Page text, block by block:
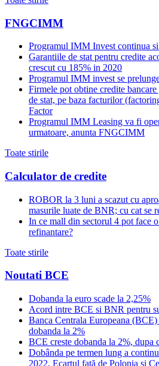
FNGCIMM
Programul IMM Invest continua
Garantiile de stat pentru credite
crescut cu 185% in 2020
Programul IMM invest se
Firmele pot obtine credite
de stat, pe baza facturilor
Factor
Programul IMM Leasing va fi
urmatoare, anunta FNGCIMM
Toate stirile
Calculator de credite
ROBOR la 3 luni a scazut cu
masurile luate de BNR; cu cat se
In ce mall din sectorul 4 pot face
refinantare?
Toate stirile
Noutati BCE
Dobanda la euro scade la 2,25%
Acord intre BCE si BNR pentru
Banca Centrala Europeana
dobanda la 2%
BCE creste dobanda la 2%, dupa
Dobânda pe termen lung a
2022. Ecartul față de Polonia și